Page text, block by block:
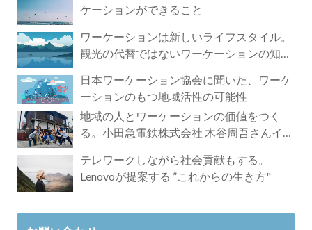
ケーションができること
ワーケーションは新しいライフスタイル。
観光の代替ではないワーケーションの知ら
日本ワーケーション協会に聞いた、ワーケ
ーションのもつ地域活性の可能性
地域の人とワーケーションの価値をつく
る。小田急電鉄株式会社 木谷周吾さんイン
テレワークしながら社会貢献もする。
Lenovoが提案する ”これからの生き方"